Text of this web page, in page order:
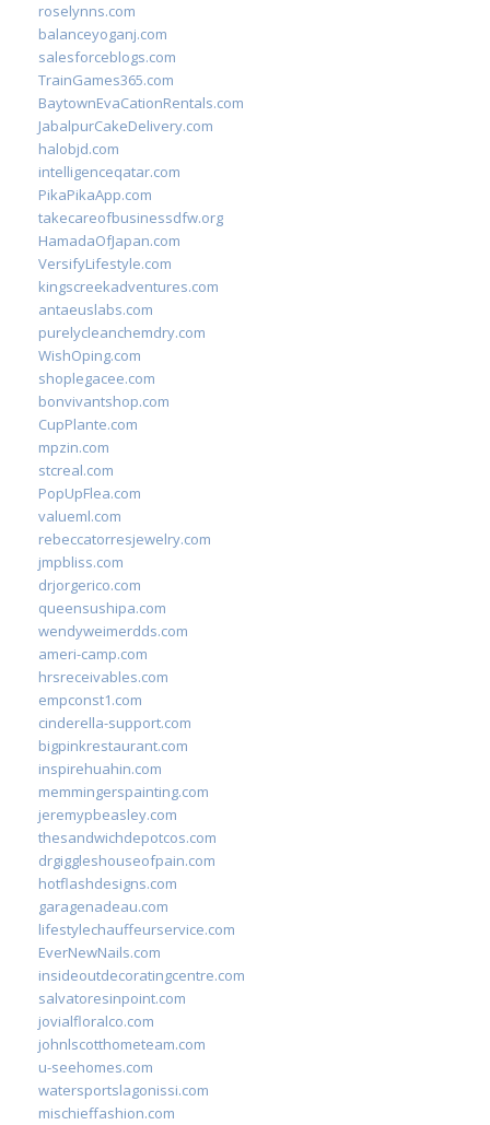
roselynns.com
balanceyoganj.com
salesforceblogs.com
TrainGames365.com
BaytownEvaCationRentals.com
JabalpurCakeDelivery.com
halobjd.com
intelligenceqatar.com
PikaPikaApp.com
takecareofbusinessdfw.org
HamadaOfJapan.com
VersifyLifestyle.com
kingscreekadventures.com
antaeuslabs.com
purelycleanchemdry.com
WishOping.com
shoplegacee.com
bonvivantshop.com
CupPlante.com
mpzin.com
stcreal.com
PopUpFlea.com
valueml.com
rebeccatorresjewelry.com
jmpbliss.com
drjorgerico.com
queensushipa.com
wendyweimerdds.com
ameri-camp.com
hrsreceivables.com
empconst1.com
cinderella-support.com
bigpinkrestaurant.com
inspirehuahin.com
memmingerspainting.com
jeremypbeasley.com
thesandwichdepotcos.com
drgiggleshouseofpain.com
hotflashdesigns.com
garagenadeau.com
lifestylechauffeurservice.com
EverNewNails.com
insideoutdecoratingcentre.com
salvatoresinpoint.com
jovialfloralco.com
johnlscotthometeam.com
u-seehomes.com
watersportslagonissi.com
mischieffashion.com